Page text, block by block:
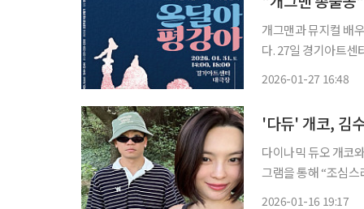
개그맨과 뮤지컬 배
다. 27일 경기아트센터에 따르면 31일 오후 2시와 6시 대극장에서 기획공연 마당극 '온달아
2026-01-27 16:48
'다듀' 개코, 김
다이나믹 듀오 개코와 인플
그램을 통해 “조심
2026-01-16 19:17